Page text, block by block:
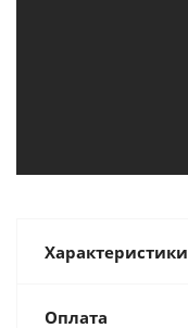
Характеристики
Оплата